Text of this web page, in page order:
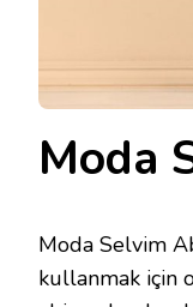
Moda
Moda Selvim
kullanmak için